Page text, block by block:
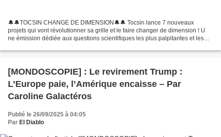
🔔🔔TOCSIN CHANGE DE DIMENSION🔔🔔 Tocsin lance 7 nouveaux
projets qui vont révolutionner sa grille et le faire changer de dimension ! U
ne émission dédiée aux questions scientifiques les plus palpitantes et les
[MONDOSCOPIE] : Le revirement Trump :
L’Europe paie, l’Amérique encaisse – Par
Caroline Galactéros
Publié le 26/09/2025 à 04:05
Par El Diablo